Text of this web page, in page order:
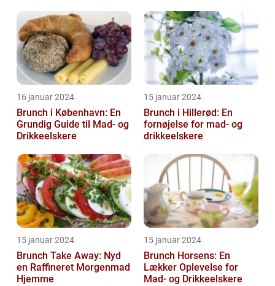
frokost
16 januar 2024
Brunch i København: En
Grundig Guide til Mad- og
Drikkeelskere
15 januar 2024
Brunch i Hillerød: En
fornøjelse for mad- og
drikkeelskere
15 januar 2024
Brunch Take Away: Nyd
en Raffineret Morgenmad
Hjemme
15 januar 2024
Brunch Horsens: En
Lækker Oplevelse for
Mad- og Drikkeelskere